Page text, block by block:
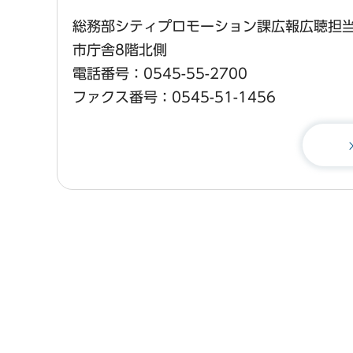
総務部シティプロモーション課広報広聴担
市庁舎8階北側
電話番号：0545-55-2700
ファクス番号：0545-51-1456